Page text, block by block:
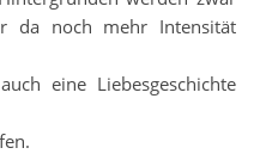
da noch mehr Intensität
eine Liebesgeschichte